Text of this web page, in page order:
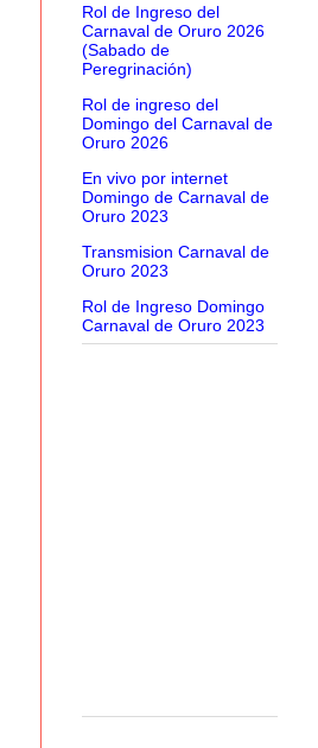
Rol de Ingreso del
Carnaval de Oruro 2026
(Sabado de
Peregrinación)
Rol de ingreso del
Domingo del Carnaval de
Oruro 2026
En vivo por internet
Domingo de Carnaval de
Oruro 2023
Transmision Carnaval de
Oruro 2023
Rol de Ingreso Domingo
Carnaval de Oruro 2023